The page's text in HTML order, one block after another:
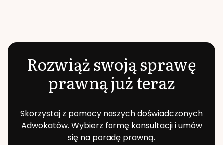
Rozwiąż swoją sprawę
prawną już teraz
Skorzystaj z pomocy naszych doświadczonych
Adwokatów. Wybierz formę konsultacji i umów
się na poradę prawną.